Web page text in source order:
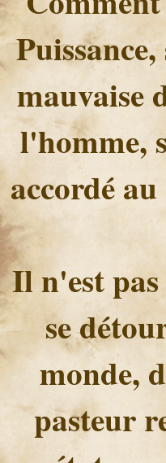
mauvaise
l'homme,
accordé
Il n'est
se
monde,
pasteur